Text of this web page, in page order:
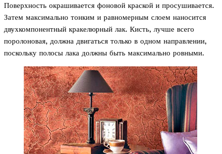
Поверхность окрашивается фоновой краской и просушивается.
Затем максимально тонким и равномерным слоем наносится
двухкомпонентный кракелюрный лак. Кисть, лучше всего
поролоновая, должна двигаться только в одном направлении,
поскольку полосы лака должны быть максимально ровными.